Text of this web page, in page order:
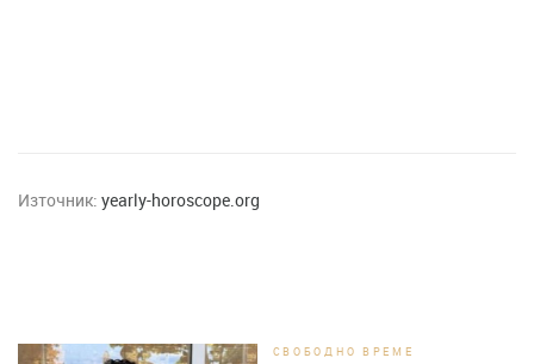
Източник: yearly-horoscope.org
СВОБОДНО ВРЕМЕ